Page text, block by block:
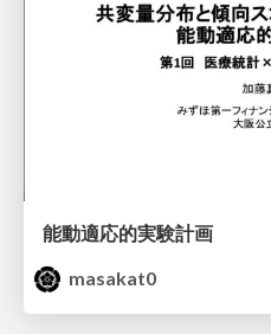
能動適応的実験計画
masakat0